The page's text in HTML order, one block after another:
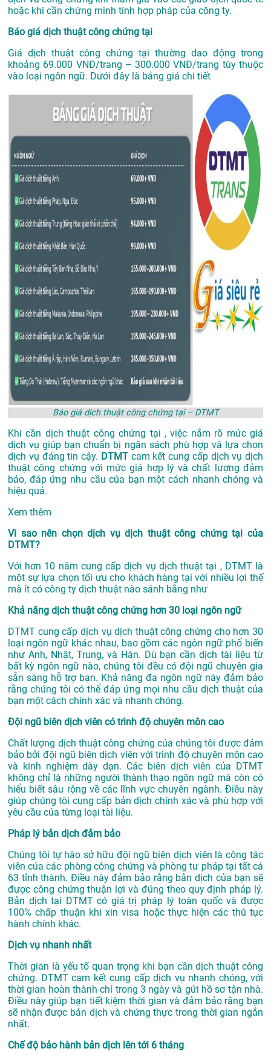
hoặc khi cần chứng minh tính hợp pháp của công ty.
Báo giá dịch thuật công chứng tại
Giá dịch thuật công chứng tại thường dao động trong
khoảng 69.000 VNĐ/trang – 300.000 VNĐ/trang tùy thuộc
vào loại ngôn ngữ. Dưới đây là bảng giá chi tiết
Báo giá dịch thuật công chứng tại – DTMT
Khi cần dịch thuật công chứng tại , việc nắm rõ mức giá
dịch vụ giúp bạn chuẩn bị ngân sách phù hợp và lựa chọn
dịch vụ đáng tin cậy. DTMT cam kết cung cấp dịch vụ dịch
thuật công chứng với mức giá hợp lý và chất lượng đảm
bảo, đáp ứng nhu cầu của bạn một cách nhanh chóng và
hiệu quả.
Xem thêm
Vì sao nên chọn dịch vụ dịch thuật công chứng tại của
DTMT?
Với hơn 10 năm cung cấp dịch vụ dịch thuật tại , DTMT là
một sự lựa chọn tối ưu cho khách hàng tại với nhiều lợi thế
mà ít có công ty dịch thuật nào sánh bằng như
Khả năng dịch thuật công chứng hơn 30 loại ngôn ngữ
DTMT cung cấp dịch vụ dịch thuật công chứng cho hơn 30
loại ngôn ngữ khác nhau, bao gồm các ngôn ngữ phổ biến
như Anh, Nhật, Trung, và Hàn. Dù bạn cần dịch tài liệu từ
bất kỳ ngôn ngữ nào, chúng tôi đều có đội ngũ chuyên gia
sẵn sàng hỗ trợ bạn. Khả năng đa ngôn ngữ này đảm bảo
rằng chúng tôi có thể đáp ứng mọi nhu cầu dịch thuật của
bạn một cách chính xác và nhanh chóng.
Đội ngũ biên dịch viên có trình độ chuyên môn cao
Chất lượng dịch thuật công chứng của chúng tôi được đảm
bảo bởi đội ngũ biên dịch viên với trình độ chuyên môn cao
và kinh nghiệm dày dạn. Các biên dịch viên của DTMT
không chỉ là những người thành thạo ngôn ngữ mà còn có
hiểu biết sâu rộng về các lĩnh vực chuyên ngành. Điều này
giúp chúng tôi cung cấp bản dịch chính xác và phù hợp với
yêu cầu của từng loại tài liệu.
Pháp lý bản dịch đảm bảo
Chúng tôi tự hào sở hữu đội ngũ biên dịch viên là cộng tác
viên của các phòng công chứng và phòng tư pháp tại tất cả
63 tỉnh thành. Điều này đảm bảo rằng bản dịch của bạn sẽ
được công chứng thuận lợi và đúng theo quy định pháp lý.
Bản dịch tại DTMT có giá trị pháp lý toàn quốc và được
100% chấp thuận khi xin visa hoặc thực hiện các thủ tục
hành chính khác.
Dịch vụ nhanh nhất
Thời gian là yếu tố quan trọng khi bạn cần dịch thuật công
chứng. DTMT cam kết cung cấp dịch vụ nhanh chóng, với
thời gian hoàn thành chỉ trong 3 ngày và gửi hồ sơ tận nhà.
Điều này giúp bạn tiết kiệm thời gian và đảm bảo rằng bạn
sẽ nhận được bản dịch và chứng thực trong thời gian ngắn
nhất.
Chế độ bảo hành bản dịch lên tới 6 tháng